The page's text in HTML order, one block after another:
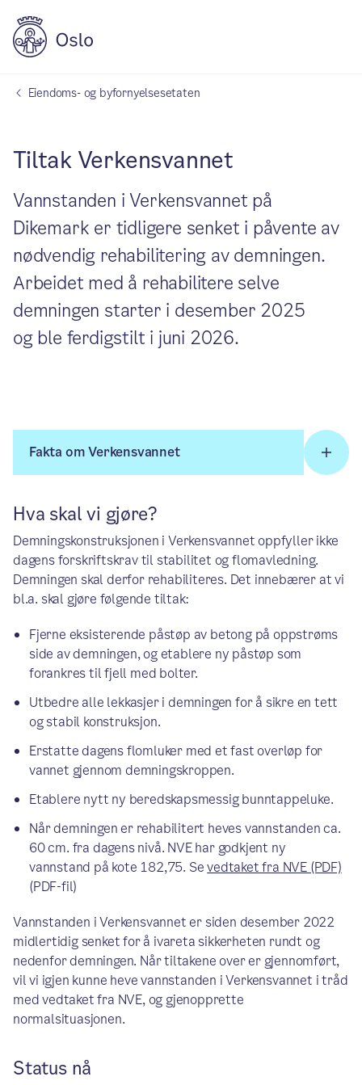
Eiendoms- og byfornyelsesetaten
Tiltak Verkensvannet
Vannstanden i Verkensvannet på
Dikemark er tidligere senket i påvente av
nødvendig rehabilitering av demningen.
Arbeidet med å rehabilitere selve
demningen starter i desember 2025
og ble ferdigstilt i juni 2026.
Fakta om Verkensvannet
Hva skal vi gjøre?
Demningskonstruksjonen i Verkensvannet oppfyller ikke
dagens forskriftskrav til stabilitet og flomavledning.
Demningen skal derfor rehabiliteres. Det innebærer at vi
bl.a. skal gjøre følgende tiltak:
Fjerne eksisterende påstøp av betong på oppstrøms
side av demningen, og etablere ny påstøp som
forankres til fjell med bolter.
Utbedre alle lekkasjer i demningen for å sikre en tett
og stabil konstruksjon.
Erstatte dagens flomluker med et fast overløp for
vannet gjennom demningskroppen.
Etablere nytt ny beredskapsmessig bunntappeluke.
Når demningen er rehabilitert heves vannstanden ca.
60 cm. fra dagens nivå. NVE har godkjent ny
vannstand på kote 182,75. Sevedtaket fra NVE (PDF)
(PDF-fil)
Vannstanden i Verkensvannet er siden desember 2022
midlertidig senket for å ivareta sikkerheten rundt og
nedenfor demningen. Når tiltakene over er gjennomført,
vil vi igjen kunne heve vannstanden i Verkensvannet i tråd
med vedtaket fra NVE, og gjenopprette
normalsituasjonen.
Status nå